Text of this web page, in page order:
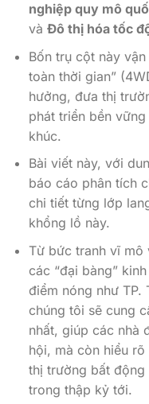
nghiệp quy mô
và Đô thị hóa tốc
Bốn trụ cột này
toàn thời gian”
hưởng, đưa thị
phát triển bền
khúc.
Bài viết này, với
báo cáo phân tích
chi tiết từng lớp
khổng lồ này.
Từ bức tranh vĩ mô
các “đại bàng”
điểm nóng như TP.
chúng tôi sẽ cung
nhất, giúp các nhà
hội, mà còn hiểu
thị trường bất động
trong thập kỷ tới.